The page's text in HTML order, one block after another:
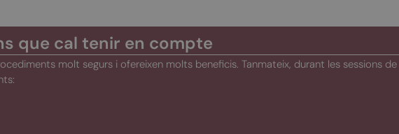
que cal tenir en compte
molt segurs i ofereixen molts beneficis. Tanmateix, durant les sessions